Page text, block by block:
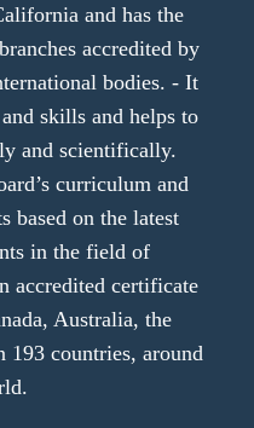
and has the
accredited by
bodies. - It
skills and helps to
and scientifically.
curriculum and
based on the latest
in the field of
accredited certificate
Australia, the
193 countries, around